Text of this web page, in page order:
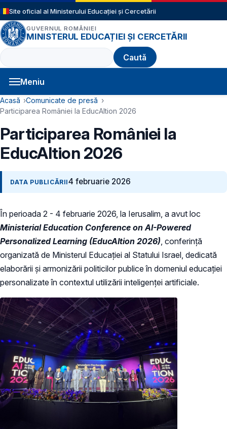
Sari la conținutul principal
Site oficial al Ministerului Educației și Cercetării
GUVERNUL ROMÂNIEI
MINISTERUL EDUCAȚIEI ȘI CERCETĂRII
Caută
Meniu
Navigație principală
Cale de navigare
Acasă
Comunicate de presă
Participarea României la EducAItion 2026
Participarea României la
EducAItion 2026
DATA PUBLICĂRII4 februarie 2026
În perioada 2 - 4 februarie 2026, la Ierusalim, a avut loc
Ministerial Education Conference on AI-Powered
Personalized Learning (EducAItion 2026) , conferință
organizată de Ministerul Educației al Statului Israel, dedicată
elaborării și armonizării politicilor publice în domeniul educației
personalizate în contextul utilizării inteligenței artificiale.